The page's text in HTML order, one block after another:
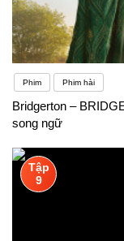
Phim Phim hài
Bridgerton –
song ngữ
Tập
9